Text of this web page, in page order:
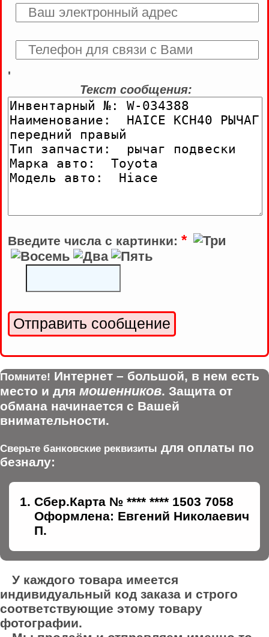
'
Текст сообщения:
Введите числа с картинки: *
Помните! Интернет – большой, в нем есть
место и для мошенников. Защита от
обмана начинается с Вашей
внимательности.
Сверьте банковские реквизиты для оплаты по
безналу:
Сбер.Карта № **** **** 1503 7058
Оформлена: Евгений Николаевич
П.
У каждого товара имеется
индивидуальный код заказа и строго
соответствующие этому товару
фотографии.